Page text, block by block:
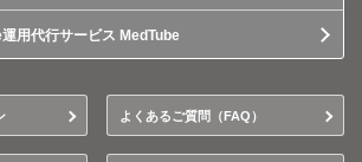
用代行サービス MedTube
よくあるご質問（FAQ）